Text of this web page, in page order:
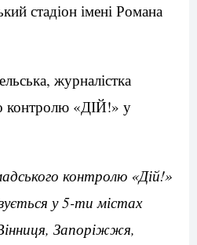
стадіон імені Романа
журналістка
контролю «ДІЙ!» у
контролю «Дій!»
у 5-ти містах
Запоріжжя,